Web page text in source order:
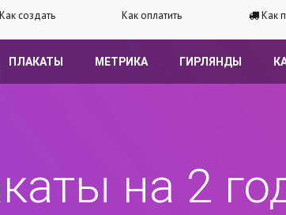
Как создать Как оплатить Как
ПЛАКАТЫ МЕТРИКА ГИРЛЯНДЫ
на 2